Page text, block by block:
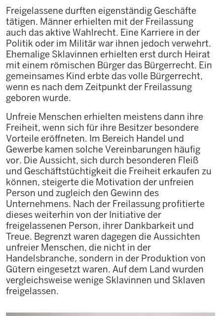
Freigelassene durften eigenständig Geschäfte
tätigen. Männer erhielten mit der Freilassung
auch das aktive Wahlrecht. Eine Karriere in der
Politik oder im Militär war ihnen jedoch verwehrt.
Ehemalige Sklavinnen erhielten erst durch Heirat
mit einem römischen Bürger das Bürgerrecht. Ein
gemeinsames Kind erbte das volle Bürgerrecht,
wenn es nach dem Zeitpunkt der Freilassung
geboren wurde.
Unfreie Menschen erhielten meistens dann ihre
Freiheit, wenn sich für ihre Besitzer besondere
Vorteile eröffneten. Im Bereich Handel und
Gewerbe kamen solche Vereinbarungen häufig
vor. Die Aussicht, sich durch besonderen Fleiß
und Geschäftstüchtigkeit die Freiheit erkaufen zu
können, steigerte die Motivation der unfreien
Person und zugleich den Gewinn des
Unternehmens. Nach der Freilassung profitierte
dieses weiterhin von der Initiative der
freigelassenen Person, ihrer Dankbarkeit und
Treue. Begrenzt waren dagegen die Aussichten
unfreier Menschen, die nicht in der
Handelsbranche, sondern in der Produktion von
Gütern eingesetzt waren. Auf dem Land wurden
vergleichsweise wenige Sklavinnen und Sklaven
freigelassen.